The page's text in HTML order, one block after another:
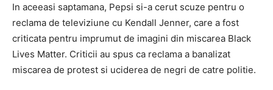
In aceeasi saptamana, Pepsi si-a cerut scuze pentru o
reclama de televiziune cu Kendall Jenner, care a fost
criticata pentru imprumut de imagini din miscarea Black
Lives Matter. Criticii au spus ca reclama a banalizat
miscarea de protest si uciderea de negri de catre politie.